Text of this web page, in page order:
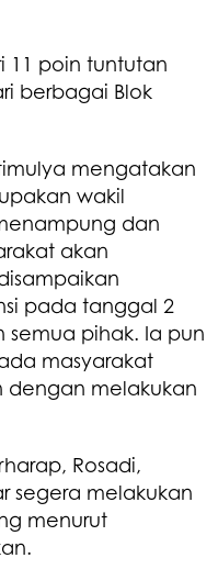
11 poin tuntutan
berbagai Blok
mengatakan
wakil
dan
akan
pada tanggal 2
pihak. Ia pun
masyarakat
dengan melakukan
Rosadi,
segera melakukan
menurut